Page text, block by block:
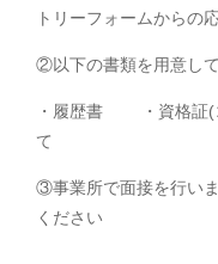
トリーフォームからの
②以下の書類を用意し
・履歴書 ・資格証(
て
③事業所で面接を行
ください